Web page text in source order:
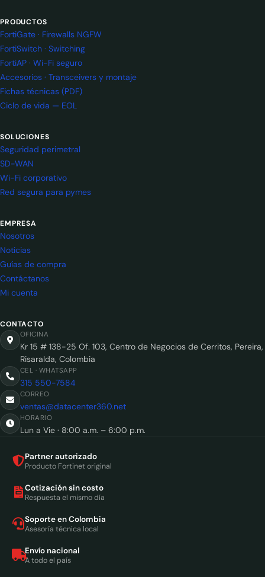
PRODUCTOS
FortiGate · Firewalls NGFW
FortiSwitch · Switching
FortiAP · Wi-Fi seguro
Accesorios · Transceivers y montaje
Fichas técnicas (PDF)
Ciclo de vida — EOL
SOLUCIONES
Seguridad perimetral
SD-WAN
Wi-Fi corporativo
Red segura para pymes
EMPRESA
Nosotros
Noticias
Guías de compra
Contáctanos
Mi cuenta
CONTACTO
OFICINA
Kr 15 # 138-25 Of. 103, Centro de Negocios de Cerritos, Pereira,
Risaralda, Colombia
CEL · WHATSAPP
315 550-7584
CORREO
ventas@datacenter360.net
HORARIO
Lun a Vie · 8:00 a.m. – 6:00 p.m.
Partner autorizado
Producto Fortinet original
Cotización sin costo
Respuesta el mismo día
Soporte en Colombia
Asesoría técnica local
Envío nacional
A todo el país